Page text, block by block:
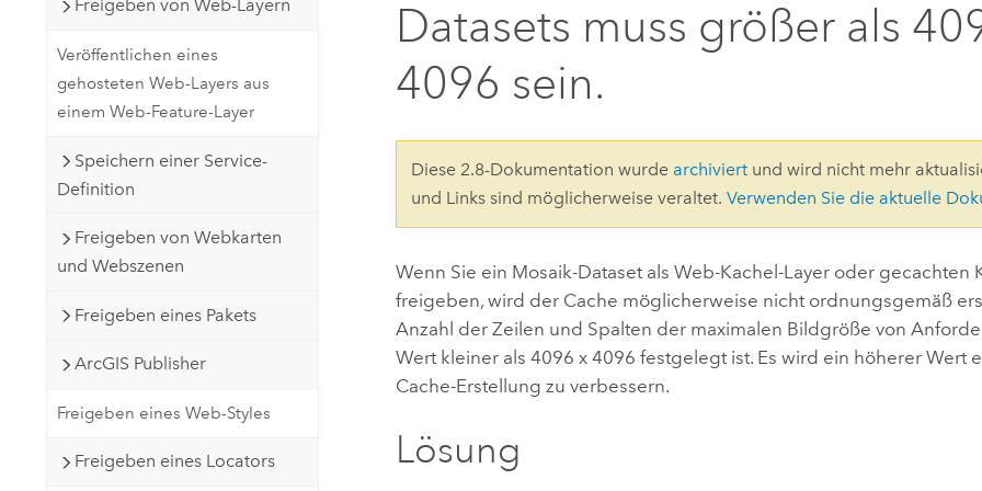
Erstellen Sie Anwendungen für
die Kartenerstellung und
räumliche Analyse
Natürliche Ressourcen
Freigeben von Web-Layern
Veröffentlichen eines
gehosteten Web-Layers aus
einem Web-Feature-Layer
Speichern einer Service-
Definition
Freigeben von Webkarten
und Webszenen
Freigeben eines Pakets
ArcGIS Publisher
Freigeben eines Web-Styles
Freigeben eines Locators
Datasets muss größer als
4096 sein.
Diese 2.8-Dokumentation wurde archiviert und wird nicht mehr
und Links sind möglicherweise veraltet.Verwenden Sie die aktuelle
Wenn Sie ein Mosaik-Dataset als Web-Kachel-Layer oder gecachten
freigeben, wird der Cache möglicherweise nicht ordnungsgemäß
Anzahl der Zeilen und Spalten der maximalen Bildgröße von
Wert kleiner als 4096 x 4096 festgelegt ist. Es wird ein höherer Wert
Cache-Erstellung zu verbessern.
Lösung